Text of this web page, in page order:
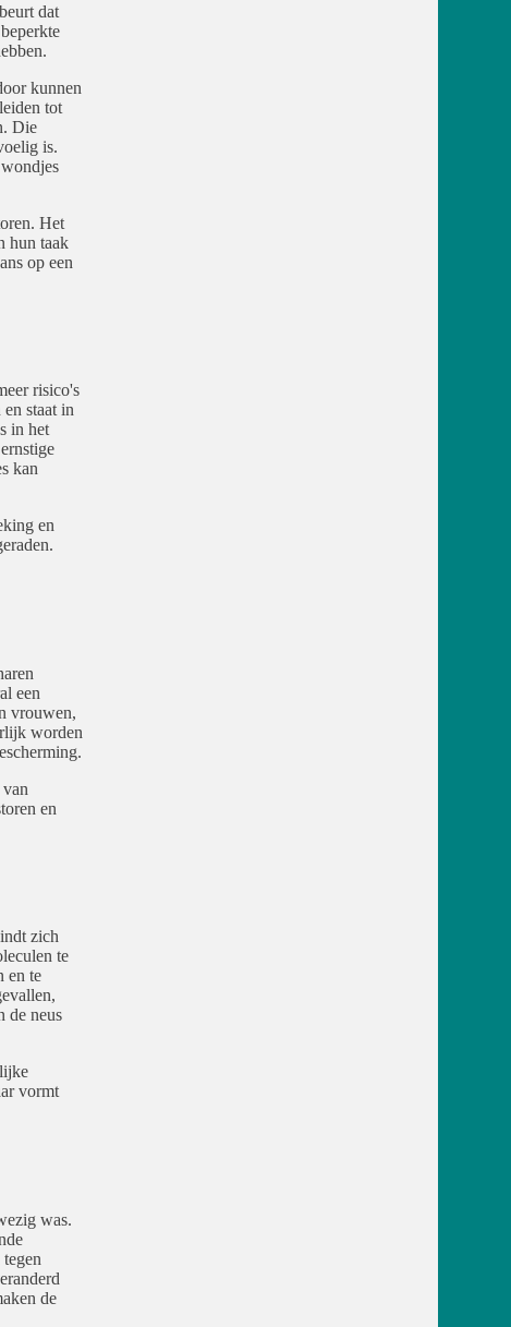
dat
kunnen
tot
Die
is.
Het
hun taak
op een
risico's
staat in
in het
kan
en
een
vrouwen,
worden
en
zich
te
en te
de neus
vormt
was.
de